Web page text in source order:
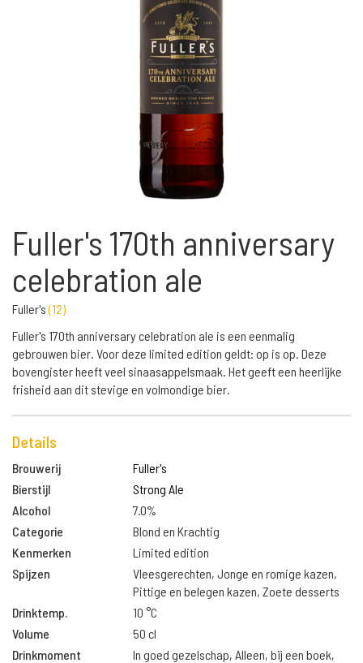
Fuller's 170th anniversary
celebration ale
Fuller's(12)
Fuller's 170th anniversary celebration ale is een eenmalig
gebrouwen bier. Voor deze limited edition geldt: op is op. Deze
bovengister heeft veel sinaasappelsmaak. Het geeft een heerlijke
frisheid aan dit stevige en volmondige bier.
Details
Brouwerij
Fuller's
Bierstijl
Strong Ale
Alcohol
7.0%
Categorie
Blond en Krachtig
Kenmerken
Limited edition
Spijzen
Vleesgerechten, Jonge en romige kazen,
Pittige en belegen kazen, Zoete desserts
Drinktemp.
10 °C
Volume
50 cl
Drinkmoment
In goed gezelschap, Alleen, bij een boek,